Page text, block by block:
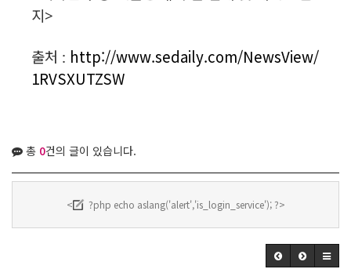
지>
출처 : http://www.sedaily.com/NewsView/
1RVSXUTZSW
총 0건의 글이 있습니다.
< ?php echo aslang('alert','is_login_service'); ?>